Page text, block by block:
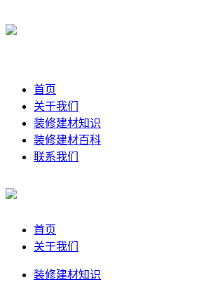
首页
关于我们
装修建材知识
装修建材百科
联系我们
首页
关于我们
装修建材知识